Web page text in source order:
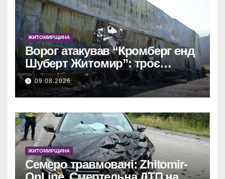
ЖИТОМИРЩИНА
Ворог атакував “Кромберг енд
Шуберт Житомир”: троє
постраждалих.
09.08.2026
ЖИТОМИРЩИНА
Семеро травмовані: Zhitomir-